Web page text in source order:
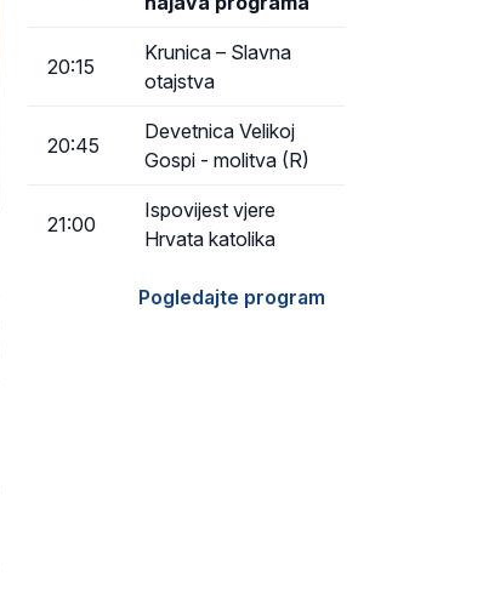
20:15
Krunica – Slavna
otajstva
20:45
Devetnica Velikoj
Gospi - molitva (R)
21:00
Ispovijest vjere
Hrvata katolika
Pogledajte program